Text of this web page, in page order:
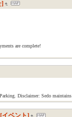
are complete!
Disclaimer: Sedo
イベント]